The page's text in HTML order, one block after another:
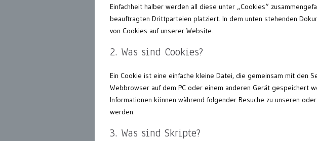
Einfachheit halber werden all diese unter „Cookies“
beauftragten Drittparteien platziert. In dem unten stehenden
von Cookies auf unserer Website.
2. Was sind Cookies?
Ein Cookie ist eine einfache kleine Datei, die gemeinsam mit den
Webbrowser auf dem PC oder einem anderen Gerät gespeichert
Informationen können während folgender Besuche zu unseren
werden.
3. Was sind Skripte?